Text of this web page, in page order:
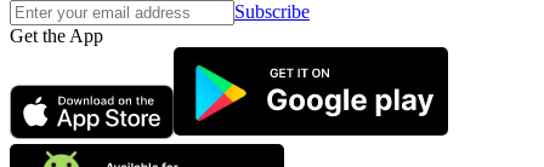
Subscribe
Get the App